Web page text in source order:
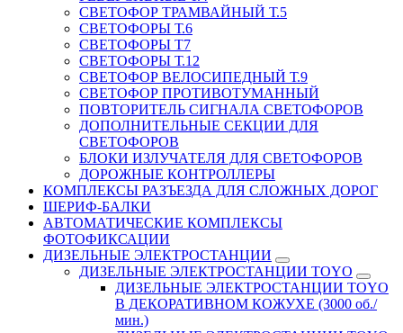
СВЕТОФОР ТРАМВАЙНЫЙ Т.5
СВЕТОФОРЫ Т.6
СВЕТОФОРЫ Т7
СВЕТОФОРЫ Т.12
СВЕТОФОР ВЕЛОСИПЕДНЫЙ Т.9
СВЕТОФОР ПРОТИВОТУМАННЫЙ
ПОВТОРИТЕЛЬ СИГНАЛА СВЕТОФОРОВ
ДОПОЛНИТЕЛЬНЫЕ СЕКЦИИ ДЛЯ
СВЕТОФОРОВ
БЛОКИ ИЗЛУЧАТЕЛЯ ДЛЯ СВЕТОФОРОВ
ДОРОЖНЫЕ КОНТРОЛЛЕРЫ
КОМПЛЕКСЫ РАЗЪЕЗДА ДЛЯ СЛОЖНЫХ ДОРОГ
ШЕРИФ-БАЛКИ
АВТОМАТИЧЕСКИЕ КОМПЛЕКСЫ
ФОТОФИКСАЦИИ
ДИЗЕЛЬНЫЕ ЭЛЕКТРОСТАНЦИИ
ДИЗЕЛЬНЫЕ ЭЛЕКТРОСТАНЦИИ TOYO
ДИЗЕЛЬНЫЕ ЭЛЕКТРОСТАНЦИИ TOYO
В ДЕКОРАТИВНОМ КОЖУХЕ (3000 об./
мин.)